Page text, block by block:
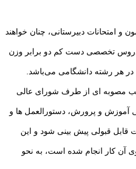
و امتحانات دبیرستانی، چنان خواهند
تخصصی دست کم دو برابر وزن
هر رشته دانشگامی می‌باشد.
مصوبه ای از طرف شورای عالی
آموزش و پرورش، دستورالعمل ها و
قابل قبولی پیش بینی شود و این
کار انجام شده است، به نحو